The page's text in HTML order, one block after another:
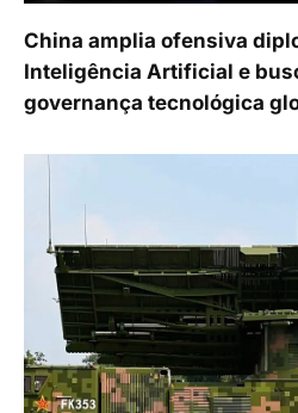
China amplia ofensiva
Inteligência Artificial e
governança tecnológica